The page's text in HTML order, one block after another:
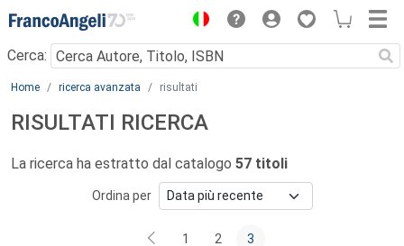
Menu
Cerca:
Main content
Home ricerca avanzata risultati
RISULTATI RICERCA
La ricerca ha estratto dal catalogo 57 titoli
Ordina per
1 2 3